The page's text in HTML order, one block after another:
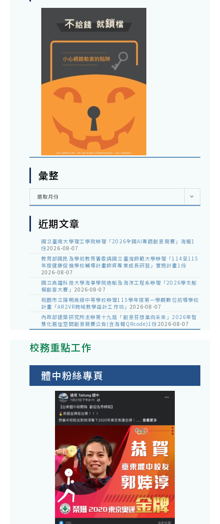
彙整
彙
選取月份
近期文章
國立臺南大學理工學院辦理「2026全國AI專題創意競賽」海報1
份2026-08-07
教育部國民及學前教育署委請國立臺灣師範大學辦理「114至115
年度健康促進學校輔導計畫師資專業成長研習」實施計畫1份
2026-08-07
國立高雄科技大學海事學院造船及海洋工程系辦理「2026學生船
模創客大賽」 2026-08-07
桃園市立陽明高級中等學校辦理115學年度第一學期數位前導學校
計畫「AR2VR跨域教學設計工作坊」 2026-08-07
內政部建築研究所主辦第十九屆「創意狂想巢向未來」2026年智
慧化居住空間創意競賽公告(含海報QRcode)1份2026-08-07
校務重點工作
體中粉絲專頁